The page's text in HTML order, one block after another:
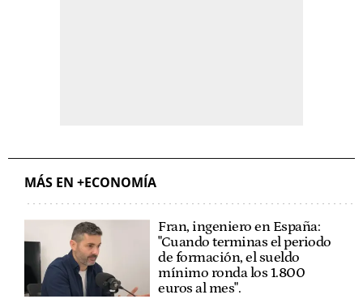
MÁS EN +ECONOMÍA
Fran, ingeniero en España:
"Cuando terminas el periodo
de formación, el sueldo
mínimo ronda los 1.800
euros al mes".